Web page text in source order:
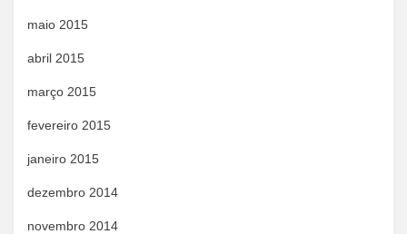
maio 2015
abril 2015
março 2015
fevereiro 2015
janeiro 2015
dezembro 2014
novembro 2014